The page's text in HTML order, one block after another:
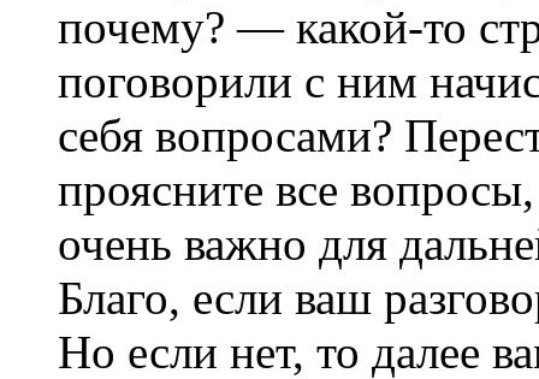
почему? — какой-то
поговорили с ним
себя вопросами?
проясните все
очень важно для
Благо, если ваш
Но если нет, то далее